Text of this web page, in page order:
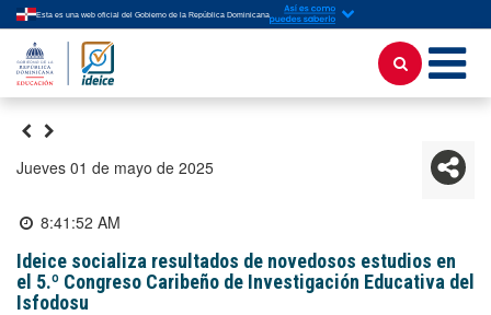
Esta es una web oficial del Gobierno de la República Dominicana
jueves 01 de mayo de 2025
8:41:52 AM
Ideice socializa resultados de novedosos estudios en
el 5.º Congreso Caribeño de Investigación Educativa del
Isfodosu